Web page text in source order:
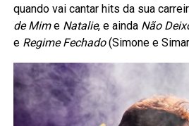
quando vai cantar hits da sua
de Mime Natalie, e ainda Não
e Regime Fechado(Simone e